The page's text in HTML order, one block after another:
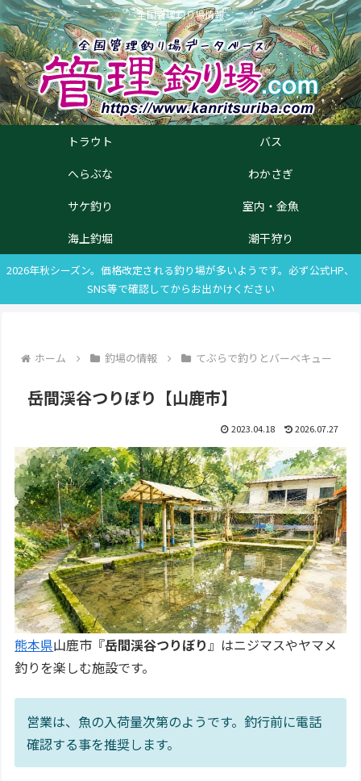
全国管理釣り場情報
トラウト
バス
へらぶな
わかさぎ
サケ釣り
室内・金魚
海上釣堀
潮干狩り
2026年秋シーズン。価格改定される釣り場が多いようです。必ず公式HP、
SNS等で確認してからお出かけください
ホーム 釣場の情報 てぶらで釣りとバーベキュー
岳間渓谷つりぼり【山鹿市】
2023.04.18 2026.07.27
熊本県山鹿市『岳間渓谷つりぼり』はニジマスやヤマメ
釣りを楽しむ施設です。
営業は、魚の入荷量次第のようです。釣行前に電話
確認する事を推奨します。